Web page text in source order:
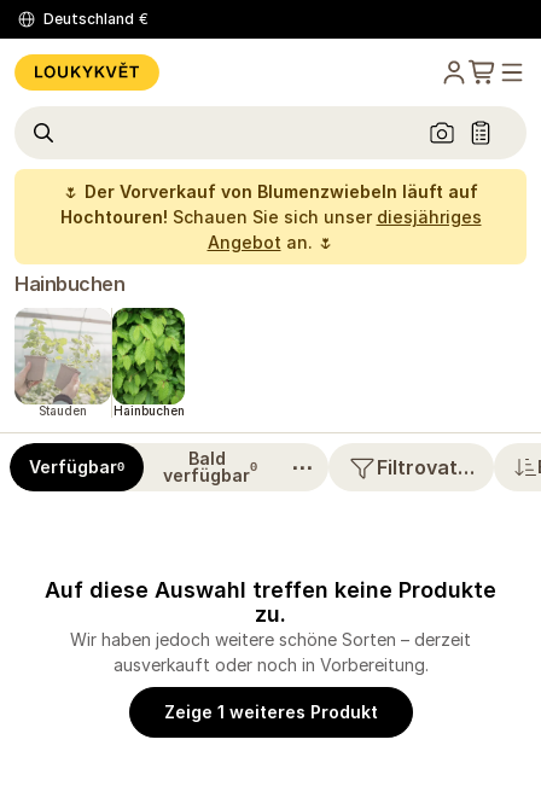
Deutschland €
🌷 Der Vorverkauf von Blumenzwiebeln läuft auf
Hochtouren! Schauen Sie sich unser diesjähriges
Angebot an. 🌷
Hainbuchen
Stauden Hainbuchen
Verfügbar0
Bald
verfügbar0 ⋯ Filtrovat…
Auf diese Auswahl treffen keine Produkte
zu.
Wir haben jedoch weitere schöne Sorten – derzeit
ausverkauft oder noch in Vorbereitung.
Zeige 1 weiteres Produkt